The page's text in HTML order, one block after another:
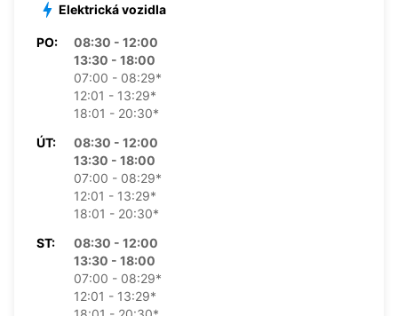
Elektrická vozidla
PO:
08:30 - 12:00
13:30 - 18:00
07:00 - 08:29*
12:01 - 13:29*
18:01 - 20:30*
ÚT:
08:30 - 12:00
13:30 - 18:00
07:00 - 08:29*
12:01 - 13:29*
18:01 - 20:30*
ST:
08:30 - 12:00
13:30 - 18:00
07:00 - 08:29*
12:01 - 13:29*